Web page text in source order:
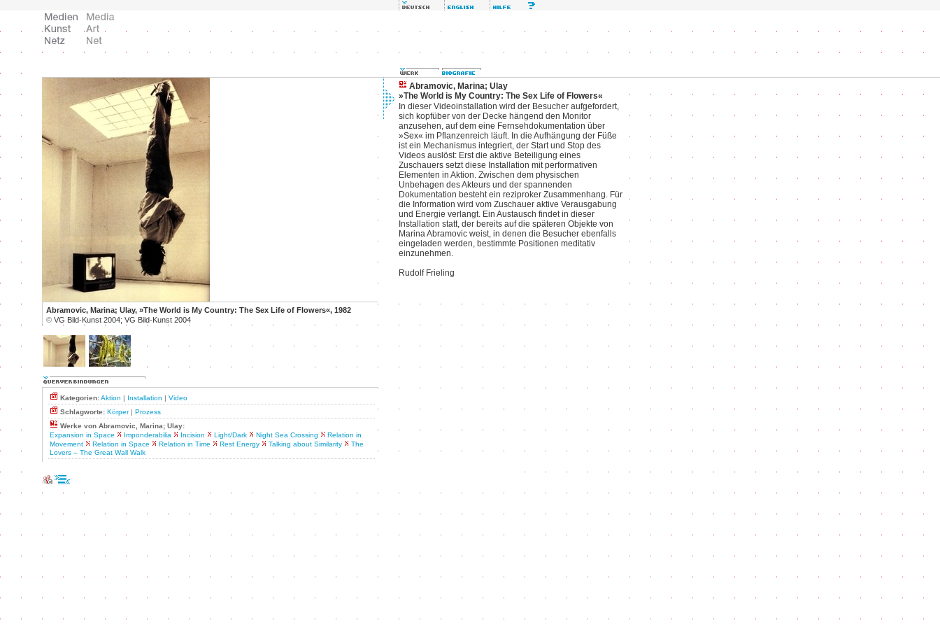
Abramovic, Marina; Ulay, »The World is My Country: The Sex Life of Flowers«, 1982
© VG Bild-Kunst 2004; VG Bild-Kunst 2004
Kategorien:Aktion | Installation | Video
Schlagworte: Körper| Prozess
Werke von Abramovic, Marina; Ulay:
Expansion in Space
Imponderabilia Incision Light/Dark Night Sea Crossing
Relation in
Movement
Relation in Space Relation in Time Rest Energy Talking about Similarity
The
Lovers – The Great Wall Walk
Abramovic, Marina; Ulay
»The World is My Country: The Sex Life of Flowers«
In dieser Videoinstallation wird der Besucher aufgefordert,
sich kopfüber von der Decke hängend den Monitor
anzusehen, auf dem eine Fernsehdokumentation über
»Sex« im Pflanzenreich läuft. In die Aufhängung der Füße
ist ein Mechanismus integriert, der Start und Stop des
Videos auslöst: Erst die aktive Beteiligung eines
Zuschauers setzt diese Installation mit performativen
Elementen in Aktion. Zwischen dem physischen
Unbehagen des Akteurs und der spannenden
Dokumentation besteht ein reziproker Zusammenhang. Für
die Information wird vom Zuschauer aktive Verausgabung
und Energie verlangt. Ein Austausch findet in dieser
Installation statt, der bereits auf die späteren Objekte von
Marina Abramovic weist, in denen die Besucher ebenfalls
eingeladen werden, bestimmte Positionen meditativ
einzunehmen.
Rudolf Frieling